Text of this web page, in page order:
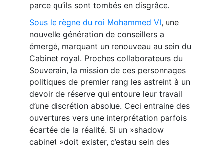
parce qu’ils sont tombés en disgrâce.
Sous le règne du roi Mohammed VI, une
nouvelle génération de conseillers a
émergé, marquant un renouveau au sein du
Cabinet royal. Proches collaborateurs du
Souverain, la mission de ces personnages
politiques de premier rang les astreint à un
devoir de réserve qui entoure leur travail
d’une discrétion absolue. Ceci entraine des
ouvertures vers une interprétation parfois
écartée de la réalité. Si un »shadow
cabinet »doit exister, c’estau sein des